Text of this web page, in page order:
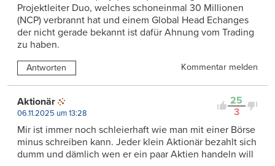
Projektleiter Duo, welches schoneinmal 30 Millionen
(NCP) verbrannt hat und einem Global Head Echanges
der nicht gerade bekannt ist dafür Ahnung vom Trading
zu haben.
Antworten Kommentar melden
25
3
Aktionär
06.11.2025 um 13:28
Mir ist immer noch schleierhaft wie man mit einer Börse
minus schreiben kann. Jeder klein Aktionär bezahlt sich
dumm und dämlich wen er ein paar Aktien handeln will